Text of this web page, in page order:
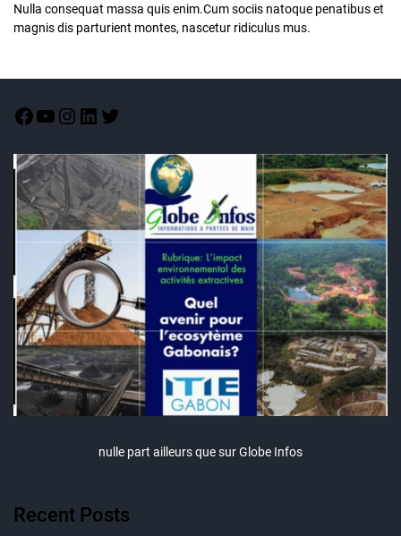
Nulla consequat massa quis enim.Cum sociis natoque penatibus et
magnis dis parturient montes, nascetur ridiculus mus.
nulle part ailleurs que sur Globe Infos
Recent Posts